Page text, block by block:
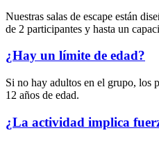
Nuestras salas de escape están
de 2 participantes y hasta un
¿Hay un límite de edad?
Si no hay adultos en el grupo, los
12 años de edad.
¿La actividad implica